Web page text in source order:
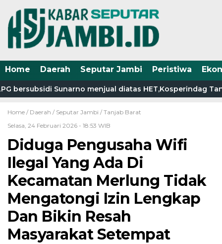
Home Daerah Seputar Jambi Peristiwa
bersubsidi Sunarno menjual diatas HET,Kosperindag
Home / Daerah / Seputar Jambi / Tanjab Barat
Selasa, 24 Februari 2026 - 18:53 WIB
Diduga Pengusaha Wifi
Ilegal Yang Ada Di
Kecamatan Merlung Tidak
Mengatongi Izin Lengkap
Dan Bikin Resah
Masyarakat Setempat